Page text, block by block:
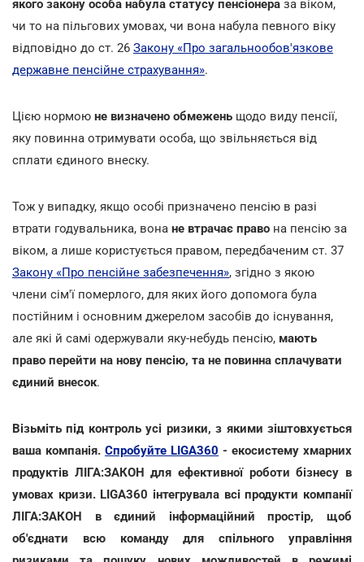
якого закону особа набула статусу пенсіонера за віком,
чи то на пільгових умовах, чи вона набула певного віку
відповідно до ст. 26 Закону «Про загальнообов'язкове
державне пенсійне страхування».
Цією нормою не визначено обмежень щодо виду пенсії,
яку повинна отримувати особа, що звільняється від
сплати єдиного внеску.
Тож у випадку, якщо особі призначено пенсію в разі
втрати годувальника, вона не втрачає право на пенсію за
віком, а лише користується правом, передбаченим ст. 37
Закону «Про пенсійне забезпечення», згідно з якою
члени сім'ї померлого, для яких його допомога була
постійним і основним джерелом засобів до існування,
але які й самі одержували яку-небудь пенсію, мають
право перейти на нову пенсію, та не повинна сплачувати
єдиний внесок.
Візьміть під контроль усі ризики, з якими зіштовхується
ваша компанія. Спробуйте LIGA360 - екосистему хмарних
продуктів ЛІГА:ЗАКОН для ефективної роботи бізнесу в
умовах кризи. LIGA360 інтегрувала всі продукти компанії
ЛІГА:ЗАКОН в єдиний інформаційний простір, щоб
об'єднати всю команду для спільного управління